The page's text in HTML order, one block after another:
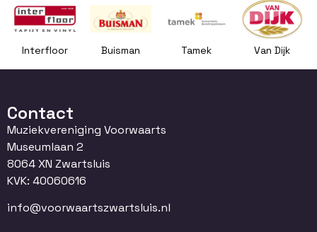
Interfloor Buisman Tamek Van Dijk
Contact
Muziekvereniging Voorwaarts
Museumlaan 2
8064 XN Zwartsluis
KVK: 40060616
info@voorwaartszwartsluis.nl